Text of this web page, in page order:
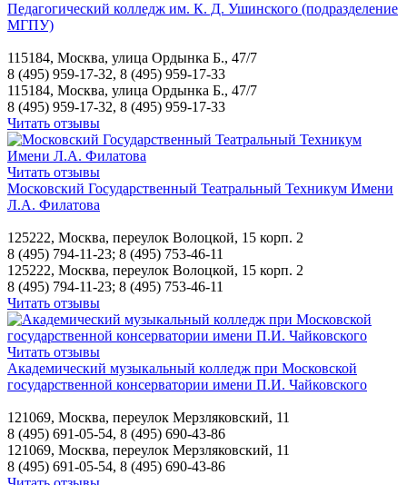
Педагогический колледж им. К. Д. Ушинского (подразделение
МГПУ)
115184, Москва, улица Ордынка Б., 47/7
8 (495) 959-17-32, 8 (495) 959-17-33
115184, Москва, улица Ордынка Б., 47/7
8 (495) 959-17-32, 8 (495) 959-17-33
Читать отзывы
Читать отзывы
Московский Государственный Театральный Техникум Имени
Л.А. Филатова
125222, Москва, переулок Волоцкой, 15 корп. 2
8 (495) 794-11-23; 8 (495) 753-46-11
125222, Москва, переулок Волоцкой, 15 корп. 2
8 (495) 794-11-23; 8 (495) 753-46-11
Читать отзывы
Читать отзывы
Академический музыкальный колледж при Московской
государственной консерватории имени П.И. Чайковского
121069, Москва, переулок Мерзляковский, 11
8 (495) 691-05-54, 8 (495) 690-43-86
121069, Москва, переулок Мерзляковский, 11
8 (495) 691-05-54, 8 (495) 690-43-86